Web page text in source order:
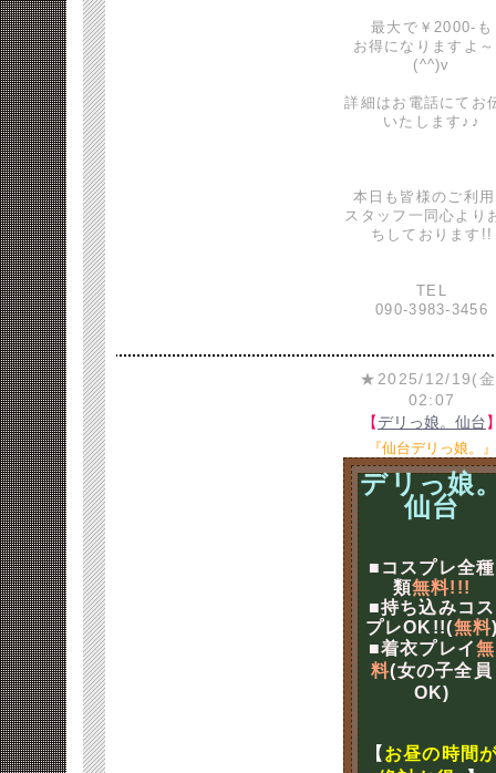
最大で￥2000-も
お得になりますよ
(^^)v
詳細はお電話にてお
いたします♪♪
本日も皆様のご利
スタッフ一同心より
ちしております!!
TEL
090-3983-3456
★2025/12/19(
02:07
【デリっ娘。仙台
『仙台デリっ娘。』
デリっ娘
仙台
■コスプレ全種
類無料!!!
■持ち込みコス
プレOK!!(無料
■着衣プレイ無
料(女の子全員
OK)
【 お昼の時間